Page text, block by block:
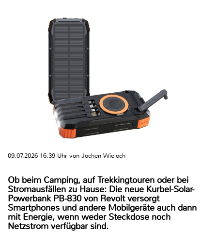
09.07.2026 16:39 Uhr von Jochen Wieloch
Ob beim Camping, auf Trekkingtouren oder bei
Stromausfällen zu Hause: Die neue Kurbel-Solar-
Powerbank PB-830 von Revolt versorgt
Smartphones und andere Mobilgeräte auch dann
mit Energie, wenn weder Steckdose noch
Netzstrom verfügbar sind.